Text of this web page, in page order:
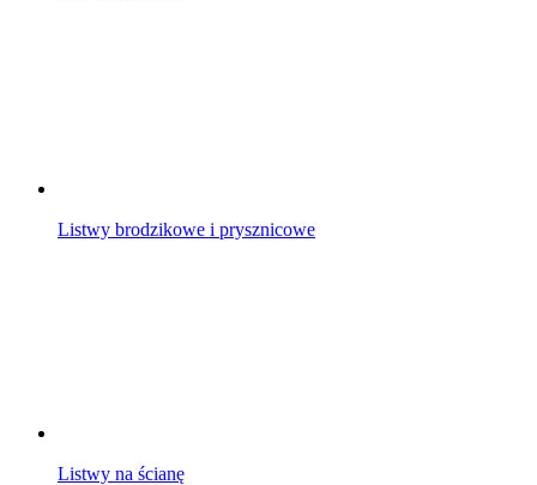
Listwy brodzikowe i prysznicowe
Listwy na ścianę